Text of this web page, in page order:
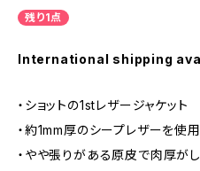
残り1点
International shipping
・ショットの1stレザージャケット
・約1mm厚のシープレザーを使用
・やや張りがある原皮で肉厚が